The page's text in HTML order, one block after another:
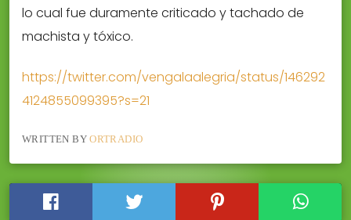
lo cual fue duramente criticado y tachado de
machista y tóxico.
https://twitter.com/vengalaalegria/status/146292
4124855099395?s=21
WRITTEN BYORTRADIO